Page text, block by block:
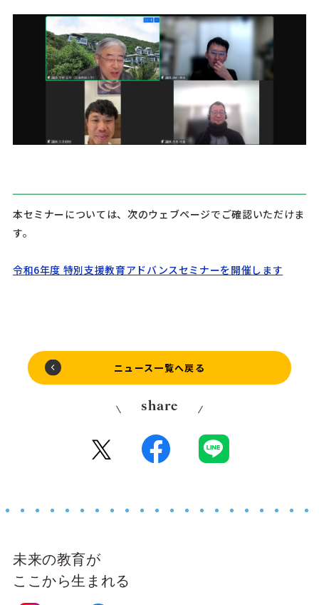
本セミナーについては、次のウェブページでご確認いただけま
す。
令和6年度 特別支援教育アドバンスセミナーを開催します
ニュース一覧へ戻る
share
未来の教育が
ここから生まれる